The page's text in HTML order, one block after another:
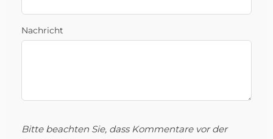
Nachricht
Bitte beachten Sie, dass Kommentare vor der